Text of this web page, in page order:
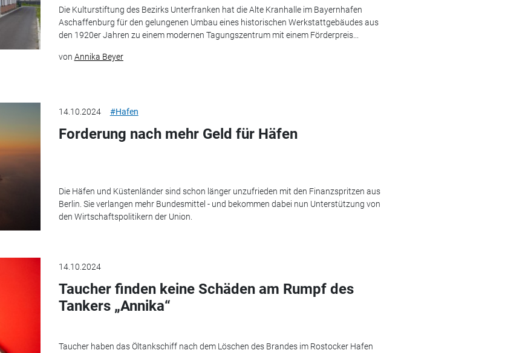
Die Kulturstiftung des Bezirks Unterfranken hat die Alte Kranhalle im Bayernhafen
Aschaffenburg für den gelungenen Umbau eines historischen Werkstattgebäudes aus
den 1920er Jahren zu einem modernen Tagungszentrum mit einem Förderpreis...
von Annika Beyer
14.10.2024 #Hafen
Forderung nach mehr Geld für Häfen
Die Häfen und Küstenländer sind schon länger unzufrieden mit den Finanzspritzen aus
Berlin. Sie verlangen mehr Bundesmittel - und bekommen dabei nun Unterstützung von
den Wirtschaftspolitikern der Union.
14.10.2024
Taucher finden keine Schäden am Rumpf des
Tankers „Annika“
Taucher haben das Öltankschiff nach dem Löschen des Brandes im Rostocker Hafen